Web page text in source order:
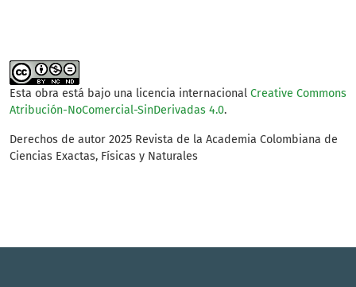
Esta obra está bajo una licencia internacional Creative Commons
Atribución-NoComercial-SinDerivadas 4.0.
Derechos de autor 2025 Revista de la Academia Colombiana de
Ciencias Exactas, Físicas y Naturales